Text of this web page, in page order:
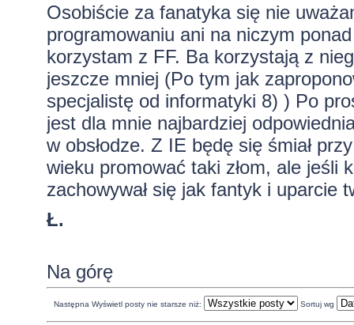
Osobiście za fanatyka się nie
programowaniu ani na niczym
korzystam z FF. Ba korzystają z
jeszcze mniej (Po tym jak
specjalistę od informatyki 8) ) Po
jest dla mnie najbardziej
w obsłodze. Z IE będę się śmiał
wieku promować taki złom, ale jeśli
zachowywał się jak fantyk i uparcie
Ł.
Na górę
Następna Wyświetl posty nie starsze niż: Sortuj wg